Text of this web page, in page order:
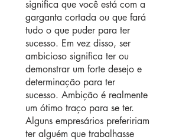
significa que você está com a
garganta cortada ou que fará
tudo o que puder para ter
sucesso. Em vez disso, ser
ambicioso significa ter ou
demonstrar um forte desejo e
determinação para ter
sucesso. Ambição é realmente
um ótimo traço para se ter.
Alguns empresários prefeririam
ter alguém que trabalhasse